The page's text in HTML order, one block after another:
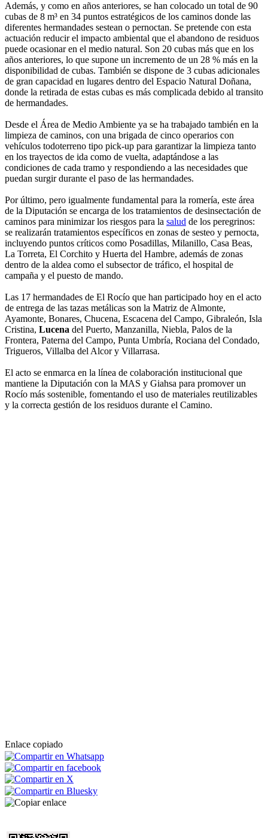
Además, y como en años anteriores, se han colocado un total de 90
cubas de 8 m³ en 34 puntos estratégicos de los caminos donde las
diferentes hermandades sestean o pernoctan. Se pretende con esta
actuación reducir el impacto ambiental que el abandono de residuos
puede ocasionar en el medio natural. Son 20 cubas más que en los
años anteriores, lo que supone un incremento de un 28 % más en la
disponibilidad de cubas. También se dispone de 3 cubas adicionales
de gran capacidad en lugares dentro del Espacio Natural Doñana,
donde la retirada de estas cubas es más complicada debido al transito
de hermandades.
Desde el Área de Medio Ambiente ya se ha trabajado también en la
limpieza de caminos, con una brigada de cinco operarios con
vehículos todoterreno tipo pick-up para garantizar la limpieza tanto
en los trayectos de ida como de vuelta, adaptándose a las
condiciones de cada tramo y respondiendo a las necesidades que
puedan surgir durante el paso de las hermandades.
Por último, pero igualmente fundamental para la romería, este área
de la Diputación se encarga de los tratamientos de desinsectación de
caminos para minimizar los riesgos para la salud de los peregrinos:
se realizarán tratamientos específicos en zonas de sesteo y pernocta,
incluyendo puntos críticos como Posadillas, Milanillo, Casa Beas,
La Torreta, El Corchito y Huerta del Hambre, además de zonas
dentro de la aldea como el subsector de tráfico, el hospital de
campaña y el puesto de mando.
Las 17 hermandades de El Rocío que han participado hoy en el acto
de entrega de las tazas metálicas son la Matriz de Almonte,
Ayamonte, Bonares, Chucena, Escacena del Campo, Gibraleón, Isla
Cristina, Lucena del Puerto, Manzanilla, Niebla, Palos de la
Frontera, Paterna del Campo, Punta Umbría, Rociana del Condado,
Trigueros, Villalba del Alcor y Villarrasa.
El acto se enmarca en la línea de colaboración institucional que
mantiene la Diputación con la MAS y Giahsa para promover un
Rocío más sostenible, fomentando el uso de materiales reutilizables
y la correcta gestión de los residuos durante el Camino.
Enlace copiado